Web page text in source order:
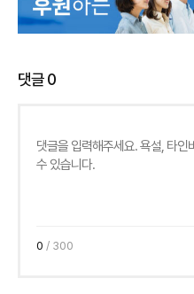
댓글0
0 / 300